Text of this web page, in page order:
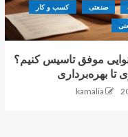
صنعتی کسب و کار
موفق تاسیس کنیم؟
تا بهره‌برداری
kamalia